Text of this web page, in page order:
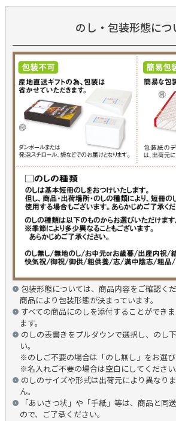
のし・包装形態につ
包装形態については、商品内容をご確認くだ
商品により包装形態が決まっています。
すべての商品にのしを添付することができ
ます。
のしの表書きをプルダウンで選択し、のし
い。
※のしご不要の場合は「のし無し」をお選び
※名入れご不要の場合は空白にしてください
のしのサイズや形式は出荷元により異なり
ん。
「あいさつ状」や「手紙」等は、商品と同
ので、ご了承ください。